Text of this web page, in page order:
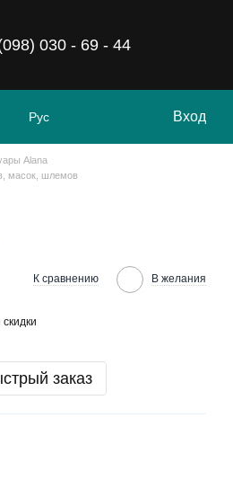
030 - 69 - 44
Рус Вход
Alana
масок, шлемов
К сравнению В желания
заказ